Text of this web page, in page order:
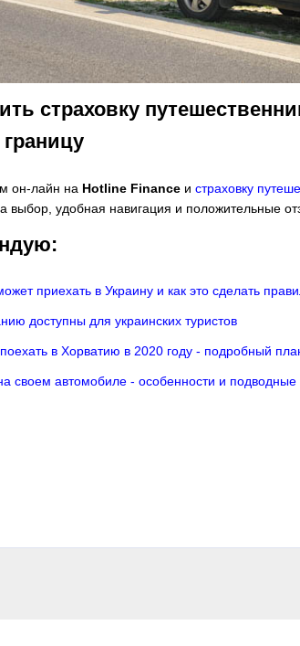
страховку
он-лайн на Hotline Finance и страховку
выбор, удобная навигация и положительные
приехать в Украину и как это сделать
доступны для украинских туристов
в Хорватию в 2020 году - подробный
своем автомобиле - особенности и подводные